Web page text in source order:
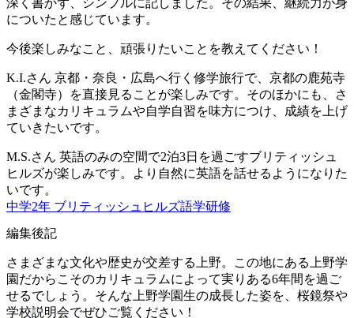
についたと感じています。
今後楽しみなこと、頑張りたいことを教えてください！
K.I.さん 京都・奈良・広島へ行く修学旅行で、京都の鹿苑寺
（金閣寺）を直接見ることが楽しみです。そのほかにも、さ
まざまなカリキュラムや自学自習を味方につけ、成績を上げ
ていきたいです。
M.S.さん 英語のみの空間で2泊3日を過ごすブリティッシュ
ヒルズが楽しみです。より自然に英語を話せるようになりた
いです。
中学2年 ブリティッシュヒルズ語学研修
編集後記
さまざまな文化や歴史が交差する上野。この地にある上野学
園だからこそのカリキュラムによって実りある6年間を過ご
せるでしょう。そんな上野学園生の成長した姿を、桜鏡祭や
学校説明会でぜひご覧ください！